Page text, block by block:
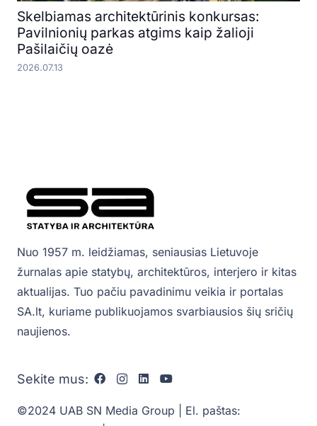
Skelbiamas architektūrinis konkursas:
Pavilnionių parkas atgims kaip žalioji
Pašilaičių oazė
2026.07.13
Nuo 1957 m. leidžiamas, seniausias Lietuvoje
žurnalas apie statybų, architektūros, interjero ir kitas
aktualijas. Tuo pačiu pavadinimu veikia ir portalas
SA.lt, kuriame publikuojamos svarbiausios šių sričių
naujienos.
Sekite mus:
©2024 UAB SN Media Group | El. paštas: